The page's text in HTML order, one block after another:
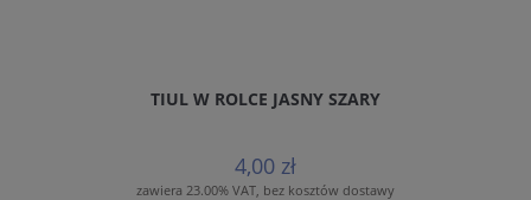
TIUL W ROLCE JASNY SZARY
4,00 zł
zawiera 23.00% VAT, bez kosztów dostawy